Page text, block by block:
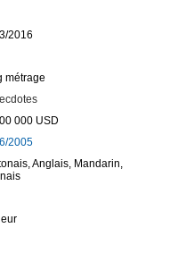
2016
métrage
000 USD
2005
Anglais, Mandarin,